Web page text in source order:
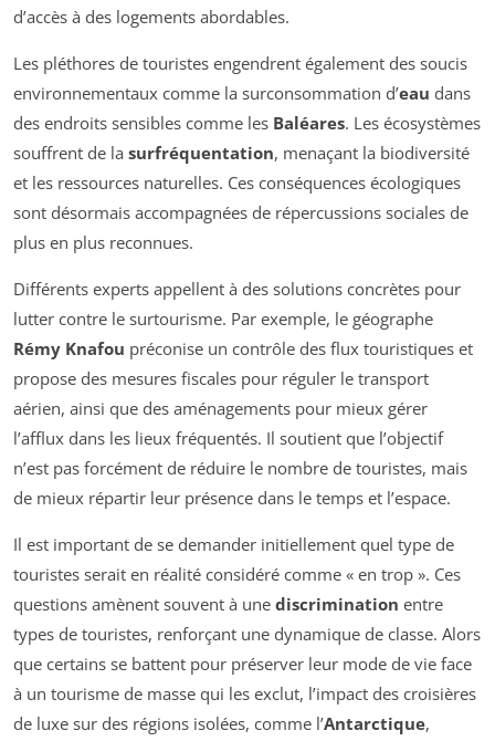
d’accès à des logements abordables.
Les pléthores de touristes engendrent également des soucis
environnementaux comme la surconsommation d’eau dans
des endroits sensibles comme les Baléares. Les écosystèmes
souffrent de la surfréquentation, menaçant la biodiversité
et les ressources naturelles. Ces conséquences écologiques
sont désormais accompagnées de répercussions sociales de
plus en plus reconnues.
Différents experts appellent à des solutions concrètes pour
lutter contre le surtourisme. Par exemple, le géographe
Rémy Knafou préconise un contrôle des flux touristiques et
propose des mesures fiscales pour réguler le transport
aérien, ainsi que des aménagements pour mieux gérer
l’afflux dans les lieux fréquentés. Il soutient que l’objectif
n’est pas forcément de réduire le nombre de touristes, mais
de mieux répartir leur présence dans le temps et l’espace.
Il est important de se demander initiellement quel type de
touristes serait en réalité considéré comme « en trop ». Ces
questions amènent souvent à une discrimination entre
types de touristes, renforçant une dynamique de classe. Alors
que certains se battent pour préserver leur mode de vie face
à un tourisme de masse qui les exclut, l’impact des croisières
de luxe sur des régions isolées, comme l’Antarctique,